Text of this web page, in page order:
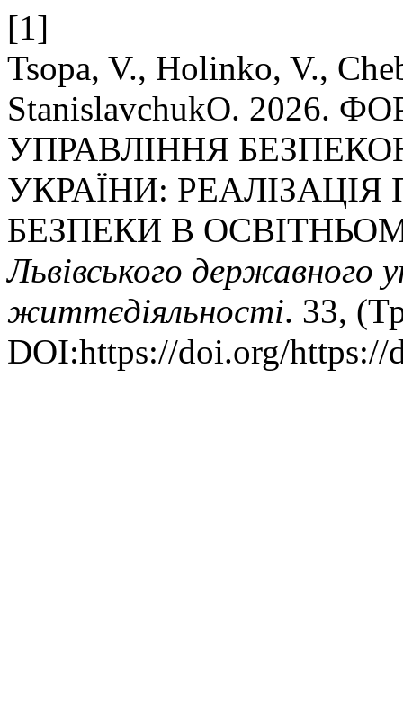
[1]
Tsopa, V., Holinko, V.,
StanislavchukО. 2026.
УПРАВЛІННЯ
УКРАЇНИ:
БЕЗПЕКИ В
Львівського державного
життєдіяльності. 33,
DOI:https://doi.org/https://